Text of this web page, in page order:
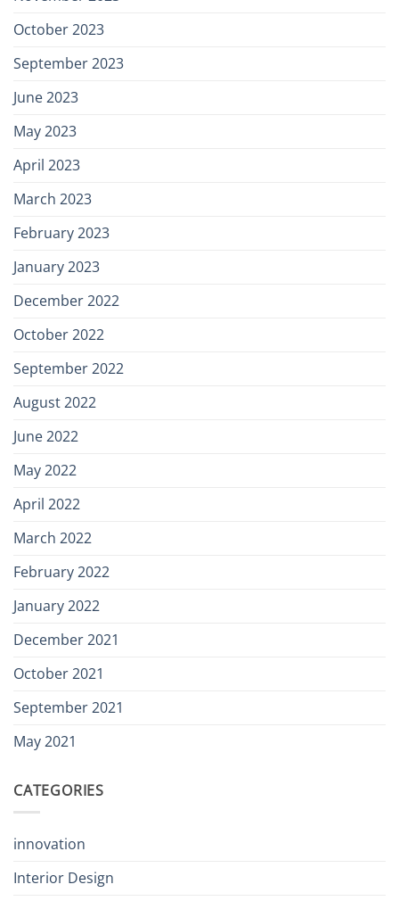
October 2023
September 2023
June 2023
May 2023
April 2023
March 2023
February 2023
January 2023
December 2022
October 2022
September 2022
August 2022
June 2022
May 2022
April 2022
March 2022
February 2022
January 2022
December 2021
October 2021
September 2021
May 2021
CATEGORIES
innovation
Interior Design